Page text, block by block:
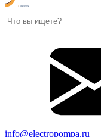
info@electropompa.ru